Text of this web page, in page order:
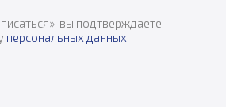
вы подтверждаете
персональных данных.